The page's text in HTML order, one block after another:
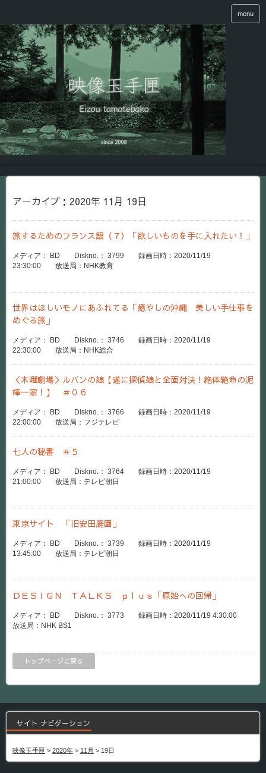
menu
アーカイブ：2020年 11月 19日
旅するためのフランス語（７）「欲しいものを手に入れたい！」
メディア： BD Diskno.： 3799 録画日時：2020/11/19
23:30:00 放送局：NHK教育
世界はほしいモノにあふれてる「癒やしの沖縄 美しい手仕事を
めぐる旅」
メディア： BD Diskno.： 3746 録画日時：2020/11/19
22:30:00 放送局：NHK総合
＜木曜劇場＞ルパンの娘【遂に探偵娘と全面対決！絶体絶命の泥
棒一家！】 ＃０６
メディア： BD Diskno.： 3766 録画日時：2020/11/19
22:00:00 放送局：フジテレビ
七人の秘書 ＃５
メディア： BD Diskno.： 3764 録画日時：2020/11/19
21:00:00 放送局：テレビ朝日
東京サイト 「旧安田庭園」
メディア： BD Diskno.： 3739 録画日時：2020/11/19
13:45:00 放送局：テレビ朝日
ＤＥＳＩＧＮ ＴＡＬＫＳ ｐｌｕｓ「原始への回帰」
メディア： BD Diskno.： 3773 録画日時：2020/11/19 4:30:00
放送局：NHK BS1
トップページに戻る
サイト ナビゲーション
映像玉手匣 > 2020年 > 11月 > 19日